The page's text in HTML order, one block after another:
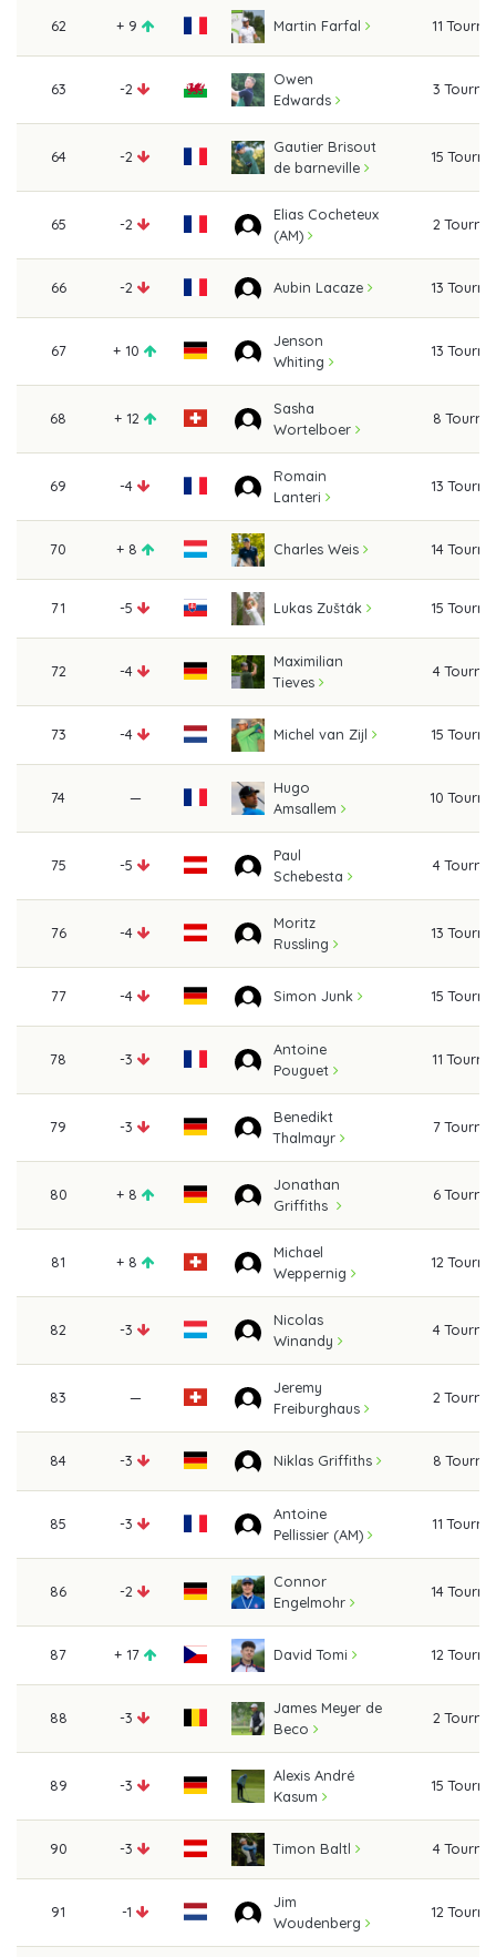
62 + 9 Martin Farfal 11
63 -2
Owen
Edwards
3
64 -2
Gautier Brisout
de barneville
15
65 -2
Elias Cocheteux
(AM)
2
66 -2 Aubin Lacaze 13
67 + 10
Jenson
Whiting
13
68 + 12
Sasha
Wortelboer
8
69 -4
Romain
Lanteri
13
70 + 8 Charles Weis 14
71 -5 Lukas Zušták 15
72 -4
Maximilian
Tieves
4
73 -4 Michel van Zijl 15
74 —
Hugo
Amsallem
10
75 -5
Paul
Schebesta
4
76 -4
Moritz
Russling
13
77 -4 Simon Junk 15
78 -3
Antoine
Pouguet
11
79 -3
Benedikt
Thalmayr
7
80 + 8
Jonathan
Griffiths
6
81 + 8
Michael
Weppernig
12
82 -3
Nicolas
Winandy
4
83 —
Jeremy
Freiburghaus
2
84 -3 Niklas Griffiths 8
85 -3
Antoine
Pellissier (AM)
11
86 -2
Connor
Engelmohr
14
87 + 17 David Tomi 12
88 -3
James Meyer de
Beco
2
89 -3
Alexis André
Kasum
15
90 -3 Timon Baltl 4
91 -1
Jim
Woudenberg
12